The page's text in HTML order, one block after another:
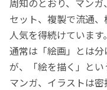
セット、複製で流通
人気を得続けています。
通常は「絵画」とは
が、「絵を描く」と
マンガ、イラストは密